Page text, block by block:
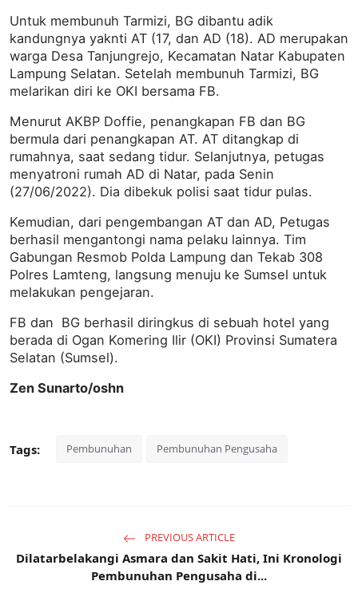
Untuk membunuh Tarmizi, BG dibantu adik
kandungnya yaknti AT (17, dan AD (18). AD merupakan
warga Desa Tanjungrejo, Kecamatan Natar Kabupaten
Lampung Selatan. Setelah membunuh Tarmizi, BG
melarikan diri ke OKI bersama FB.
Menurut AKBP Doffie, penangkapan FB dan BG
bermula dari penangkapan AT. AT ditangkap di
rumahnya, saat sedang tidur. Selanjutnya, petugas
menyatroni rumah AD di Natar, pada Senin
(27/06/2022). Dia dibekuk polisi saat tidur pulas.
Kemudian, dari pengembangan AT dan AD, Petugas
berhasil mengantongi nama pelaku lainnya. Tim
Gabungan Resmob Polda Lampung dan Tekab 308
Polres Lamteng, langsung menuju ke Sumsel untuk
melakukan pengejaran.
FB dan BG berhasil diringkus di sebuah hotel yang
berada di Ogan Komering Ilir (OKI) Provinsi Sumatera
Selatan (Sumsel).
Zen Sunarto/oshn
Tags: Pembunuhan Pembunuhan Pengusaha
PREVIOUS ARTICLE
Dilatarbelakangi Asmara dan Sakit Hati, Ini Kronologi
Pembunuhan Pengusaha di...